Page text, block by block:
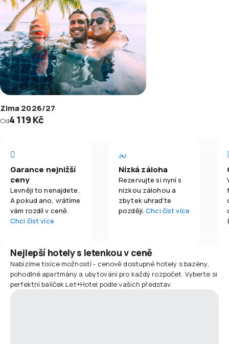
Zima 2026/27
Od4 119 Kč
Garance nejnižší
ceny
Levněji to nenajdete.
A pokud ano, vrátíme
vám rozdíl v ceně.
Chci číst více
Nízká záloha
Rezervujte si nyní s
nízkou zálohou a
zbytek uhraďte
později.Chci číst více
Nejlepší hotely s letenkou v ceně
Nabízíme tisíce možností - cenově dostupné hotely s bazény,
pohodlné apartmány a ubytování pro každý rozpočet. Vyberte si
perfektní balíček Let+Hotel podle vašich představ.